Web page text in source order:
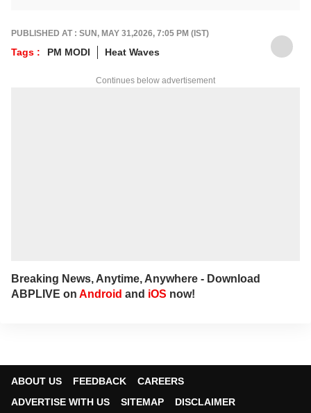
content writer, with a strong focus on sports
and crime reporting. In addition, I cover
infrastructure, politics, entertainment, and
other important world events, striving to
PUBLISHED AT : SUN, MAY 31,2026, 7:05 PM (IST)
Tags : PM MODI Heat Waves
Continues below advertisement
Breaking News, Anytime, Anywhere - Download
ABPLIVE on Android and iOS now!
ABOUT US FEEDBACK
CAREERS
ADVERTISE WITH US
SITEMAP
DISCLAIMER